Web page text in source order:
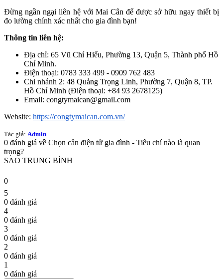
Đừng ngần ngại liên hệ với Mai Cân để được sở hữu ngay thiết bị
đo lường chính xác nhất cho gia đình bạn!
Thông tin liên hệ:
Địa chỉ: 65 Vũ Chí Hiếu, Phường 13, Quận 5, Thành phố Hồ
Chí Minh.
Điện thoại: 0783 333 499 - 0909 762 483
Chi nhánh 2: 48 Quảng Trọng Linh, Phường 7, Quận 8, TP.
Hồ Chí Minh (Điện thoại: +84 93 2678125)
Email: congtymaican@gmail.com
Website: https://congtymaican.com.vn/
Tác giả: Admin
0 đánh giá về Chọn cân điện tử gia đình - Tiêu chí nào là quan
trọng?
SAO TRUNG BÌNH
0
5
0 đánh giá
4
0 đánh giá
3
0 đánh giá
2
0 đánh giá
1
0 đánh giá